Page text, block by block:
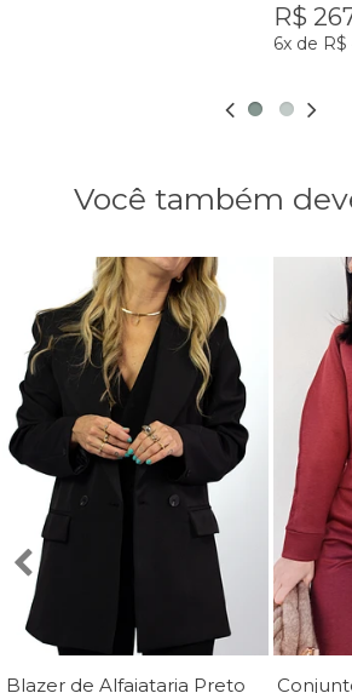
R$
6x de R$
Você também